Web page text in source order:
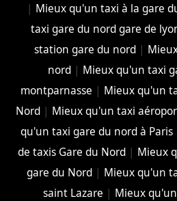
| Mieux qu'un taxi à la gare
taxi gare du nord gare de
station gare du nord|
nord| Mieux qu'un taxi
montparnasse | Mieux qu'un
Nord| Mieux qu'un taxi
qu'un taxi gare du nord à Paris
de taxis Gare du Nord| Mieux
gare du Nord| Mieux qu'un
saint Lazare | Mieux